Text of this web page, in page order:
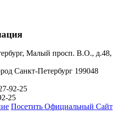
Малый просп. В.О., д.48,
Санкт-Петербург 199048
92-25
25
Посетить Официальный Сайт